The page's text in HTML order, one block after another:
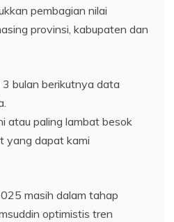
pembagian nilai
provinsi, kabupaten dan
bulan berikutnya data
atau paling lambat besok
yang dapat kami
masih dalam tahap
optimistis tren